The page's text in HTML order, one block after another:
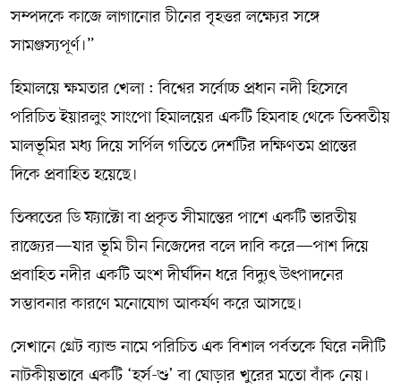
সম্পদকে কাজে লাগানোর চীনের বৃহত্তর লক্ষ্যের সঙ্গে
সামঞ্জস্যপূর্ণ।”
হিমালয়ে ক্ষমতার খেলা : বিশ্বের সর্বোচ্চ প্রধান নদী হিসেবে
পরিচিত ইয়ারলুং সাংপো হিমালয়ের একটি হিমবাহ থেকে তিব্বতীয়
মালভূমির মধ্য দিয়ে সর্পিল গতিতে দেশটির দক্ষিণতম প্রান্তের
দিকে প্রবাহিত হয়েছে।
তিব্বতের ডি ফ্যাক্টো বা প্রকৃত সীমান্তের পাশে একটি ভারতীয়
রাজ্যের—যার ভূমি চীন নিজেদের বলে দাবি করে—পাশ দিয়ে
প্রবাহিত নদীর একটি অংশ দীর্ঘদিন ধরে বিদ্যুৎ উৎপাদনের
সম্ভাবনার কারণে মনোযোগ আকর্ষণ করে আসছে।
সেখানে গ্রেট ব্যান্ড নামে পরিচিত এক বিশাল পর্বতকে ঘিরে নদীটি
নাটকীয়ভাবে একটি ‘হর্স-শু’ বা ঘোড়ার খুরের মতো বাঁক নেয়।